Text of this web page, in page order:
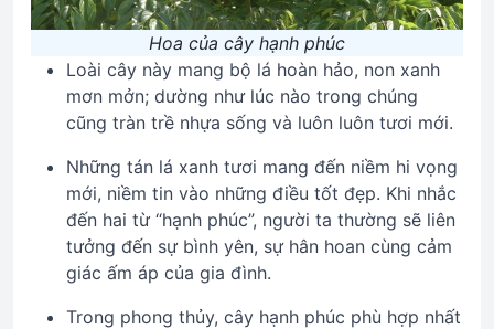
Hoa của cây hạnh phúc
Loài cây này mang bộ lá hoàn hảo, non xanh
mơn mởn; dường như lúc nào trong chúng
cũng tràn trề nhựa sống và luôn luôn tươi mới.
Những tán lá xanh tươi mang đến niềm hi vọng
mới, niềm tin vào những điều tốt đẹp. Khi nhắc
đến hai từ “hạnh phúc”, người ta thường sẽ liên
tưởng đến sự bình yên, sự hân hoan cùng cảm
giác ấm áp của gia đình.
Trong phong thủy, cây hạnh phúc phù hợp nhất